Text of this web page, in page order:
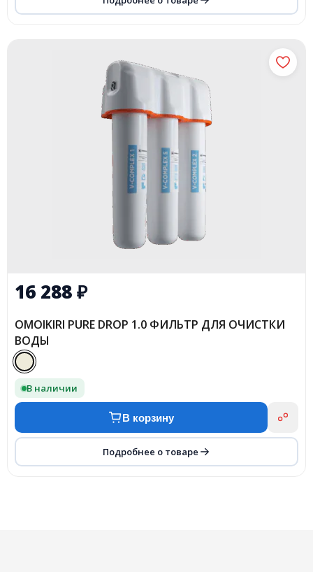
16 288₽
OMOIKIRI PURE DROP 1.0 ФИЛЬТР ДЛЯ ОЧИСТКИ
ВОДЫ
В наличии
В корзину
Подробнее о товаре